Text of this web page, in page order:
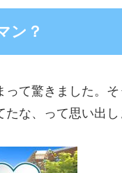
ン？
って驚きました。
な、って思い出し